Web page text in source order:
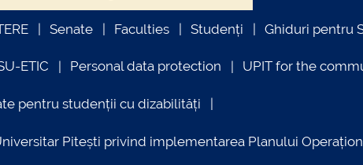
Senate Faculties Studenți Ghiduri pentru
ETIC Personal data protection UPIT for the
pentru studenții cu dizabilități
Pitești privind implementarea Planului